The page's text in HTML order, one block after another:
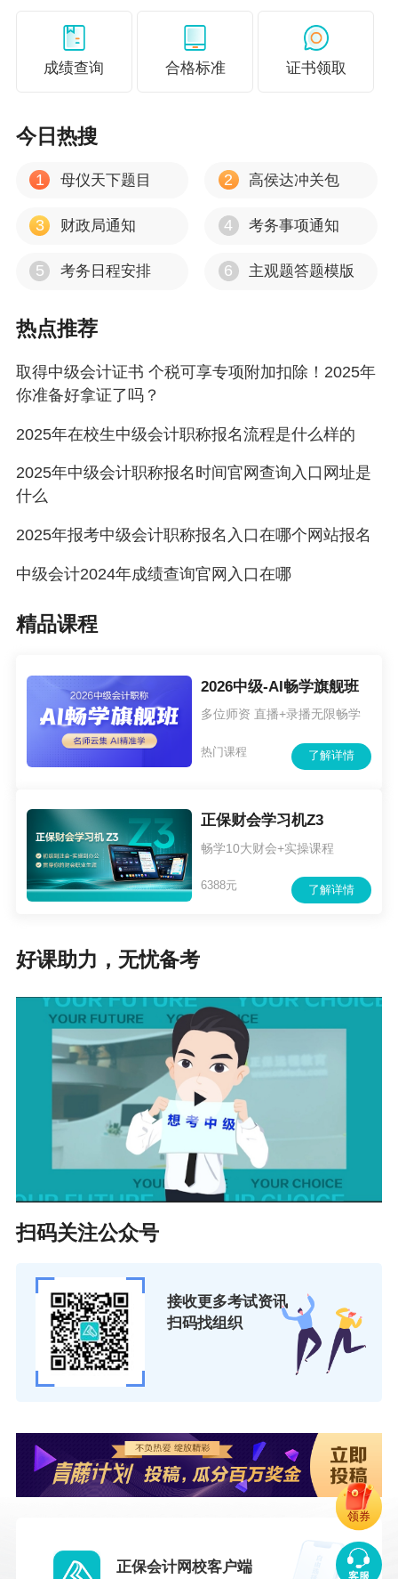
政微信公众号、成都市会计学会网及成都市会计
学会微信公众号。
成都财政考区2022年度全国会计专业技术
中级资格考试延期考试咨询电话及地址
报名点名
地址 咨询电话
成都市财
成都市青羊区草市街2号市
公室
音）
8626769
（智能语
锦江区财
锦江区大慈寺路48号
8651208
7
青羊区财
政局
455号（青羊总部经济基地
一期1号楼3单元）三楼E37
号窗口
8669735
2
武侯区财
侯区政务中心四楼八区11
号窗口
96166转1
811
（南区）
成都高新区南区政务大厅：
成都高新区政务服务中心
（益州大道中段999号）二
楼C11窗口
1
高新区财
金局
（西区）
成都高新区天目路２号西区
东部新区
财金局
成都市东部新区丹景街道幸
福路199号空港新城政务服
务中心B厅41号窗口
2725071
简阳市财
简阳市射洪坝街道人民路1
2号（简阳市财政局会计
科）
2722443
3
财政局
8330972
成绩查询 合格标准 证书领取
今日热搜
1 母仪天下题目 2 高侯达冲关包
3 财政局通知 4 考务事项通知
5 考务日程安排 6 主观题答题模版
热点推荐
取得中级会计证书 个税可享专项附加扣除！2025年
你准备好拿证了吗？
2025年在校生中级会计职称报名流程是什么样的
2025年中级会计职称报名时间官网查询入口网址是
什么
2025年报考中级会计职称报名入口在哪个网站报名
中级会计2024年成绩查询官网入口在哪
精品课程
2026中级-AI畅学旗舰班
多位师资 直播+录播无限畅学
了解详情
热门课程
正保财会学习机Z3
畅学10大财会+实操课程
了解详情
6388元
好课助力，无忧备考
扫码关注公众号
接收更多考试资讯
扫码找组织
正保会计网校客户端
客服
领券